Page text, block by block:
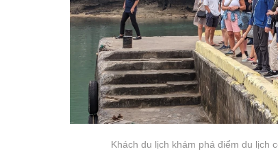
Khách du lịch khám phá điểm du lịch